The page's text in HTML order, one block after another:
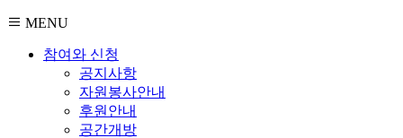
MENU
참여와 신청
공지사항
자원봉사안내
후원안내
공간개방